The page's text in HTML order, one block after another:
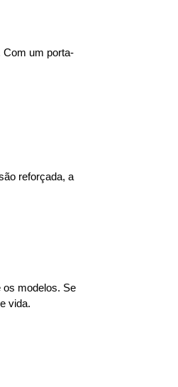
Com um porta-
reforçada, a
os modelos. Se
vida.